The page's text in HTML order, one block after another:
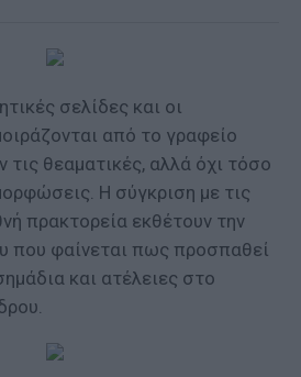
σελίδες και οι
από το γραφείο
τις θεαματικές, αλλά όχι τόσο
Η σύγκριση με τις
πρακτορεία εκθέτουν την
που φαίνεται πως προσπαθεί
και ατέλειες στο